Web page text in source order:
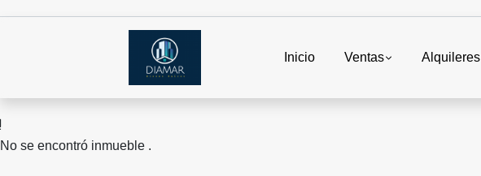
Inicio Ventas Alquileres
No se encontró inmueble .